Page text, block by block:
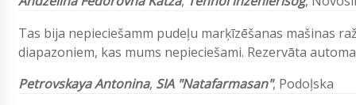
Tas bija nepieciešamm pudeļu marķīzēšanas mašinas
diapazoniem, kas mums nepieciešami. Rezervāta
Petrovskaya Antonina, SIA "Natafarmasan", Podoļska